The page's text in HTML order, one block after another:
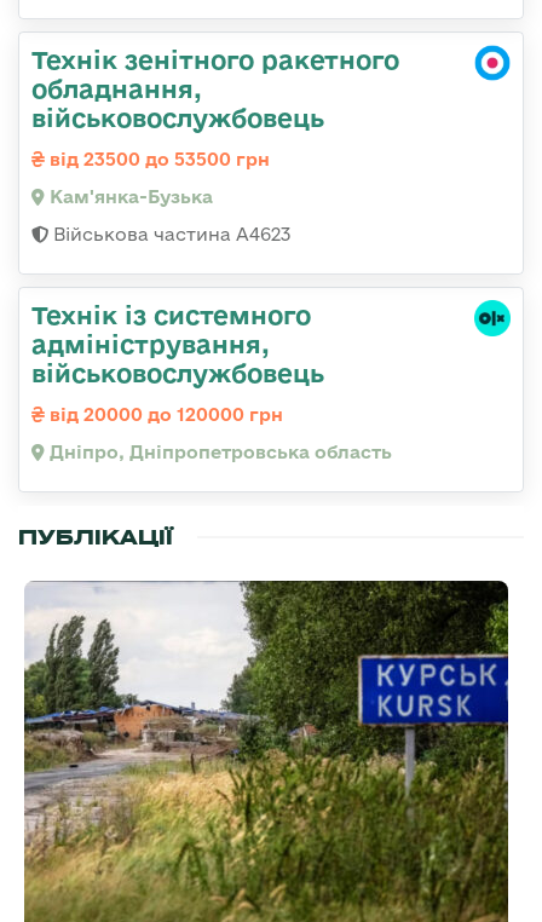
Технік зенітного ракетного
обладнання,
військовослужбовець
від 23500 до 53500 грн
Кам'янка-Бузька
Військова частина А4623
Технік із системного
адміністрування,
військовослужбовець
від 20000 до 120000 грн
Дніпро, Дніпропетровська область
ПУБЛІКАЦІЇ